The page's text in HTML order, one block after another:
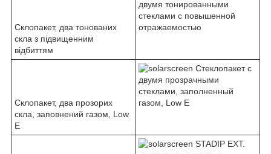
Склопакет, два тонованих
скла з підвищенним
відбиттям
Склопакет, два прозорих
скла, заповнений газом, Low
E